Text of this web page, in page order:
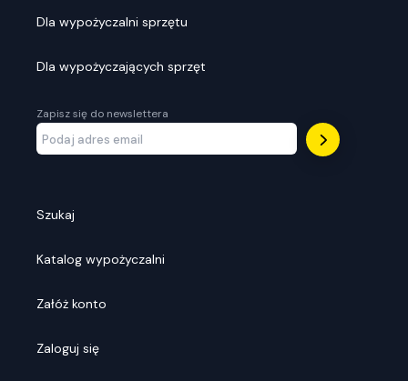
Dla wypożyczalni sprzętu
Dla wypożyczających sprzęt
Zapisz się do newslettera
Szukaj
Katalog wypożyczalni
Załóż konto
Zaloguj się